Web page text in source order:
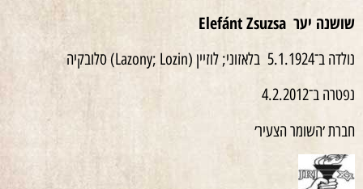
שושנה יער Elefánt Zsuzsa
נולדה ב־5.1.1924 בלאזוני; לוזיין (Lazony; Lozin) סלובקיה
נפטרה ב־4.2.2012
חברת ׳השומר הצעיר׳